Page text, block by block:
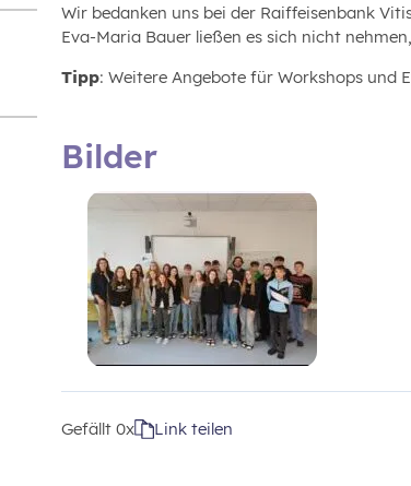
Wir bedanken uns bei der Raiffeisenbank
Eva-Maria Bauer ließen es sich nicht
Tipp: Weitere Angebote für Workshops und
Bilder
Gefällt0x Link teilen